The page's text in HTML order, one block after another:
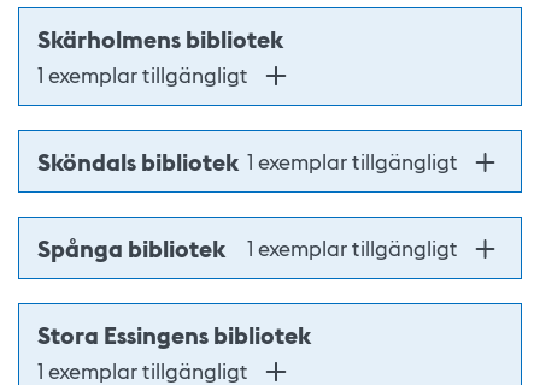
Skärholmens bibliotek
1 exemplar tillgängligt
Sköndals bibliotek 1 exemplar tillgängligt
Spånga bibliotek 1 exemplar tillgängligt
Stora Essingens bibliotek
1 exemplar tillgängligt